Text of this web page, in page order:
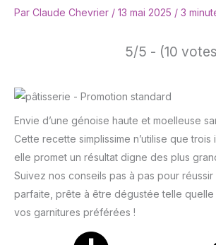
Par Claude Chevrier / 13 mai 2025 / 3
5/5 - (10
Envie d’une génoise haute et moelleuse
Cette recette simplissime n’utilise que trois
elle promet un résultat digne des plus
Suivez nos conseils pas à pas pour
parfaite, prête à être dégustée telle
vos garnitures préférées !